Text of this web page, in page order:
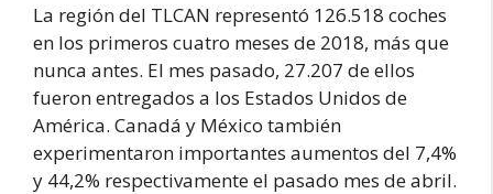
La región del TLCAN representó 126.518 coches
en los primeros cuatro meses de 2018, más que
nunca antes. El mes pasado, 27.207 de ellos
fueron entregados a los Estados Unidos de
América. Canadá y México también
experimentaron importantes aumentos del 7,4%
y 44,2% respectivamente el pasado mes de abril.